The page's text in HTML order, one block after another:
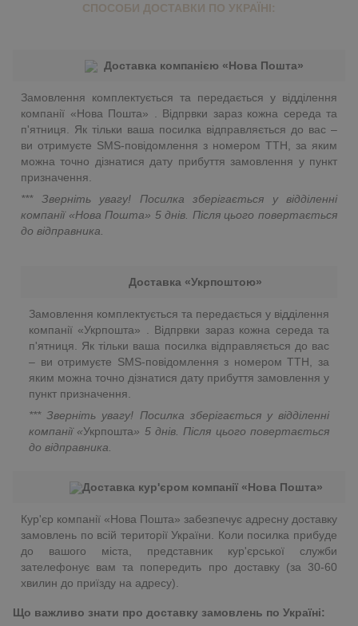
СПОСОБИ ДОСТАВКИ ПО УКРАЇНІ:
Доставка компанією «Нова Пошта»
Замовлення комплектується та передається у відділення
компанії «Нова Пошта» . Відпрвки зараз кожна середа та
п'ятниця. Як тільки ваша посилка відправляється до вас –
ви отримуєте SMS-повідомлення з номером ТТН, за яким
можна точно дізнатися дату прибуття замовлення у пункт
призначення.
*** Зверніть увагу! Посилка зберігається у відділенні
компанії «Нова Пошта» 5 днів. Після цього повертається
до відправника.
Доставка «Укрпоштою»
Замовлення комплектується та передається у відділення
компанії «Укрпошта» . Відпрвки зараз кожна середа та
п'ятниця. Як тільки ваша посилка відправляється до вас
– ви отримуєте SMS-повідомлення з номером ТТН, за
яким можна точно дізнатися дату прибуття замовлення у
пункт призначення.
*** Зверніть увагу! Посилка зберігається у відділенні
компанії «Укрпошта» 5 днів. Після цього повертається
до відправника.
Доставка кур'єром компанії «Нова Пошта»
Кур'єр компанії «Нова Пошта» забезпечує адресну доставку
замовлень по всій території України. Коли посилка прибуде
до вашого міста, представник кур'єрської служби
зателефонує вам та попередить про доставку (за 30-60
хвилин до приїзду на адресу).
Що важливо знати про доставку замовлень по Україні: